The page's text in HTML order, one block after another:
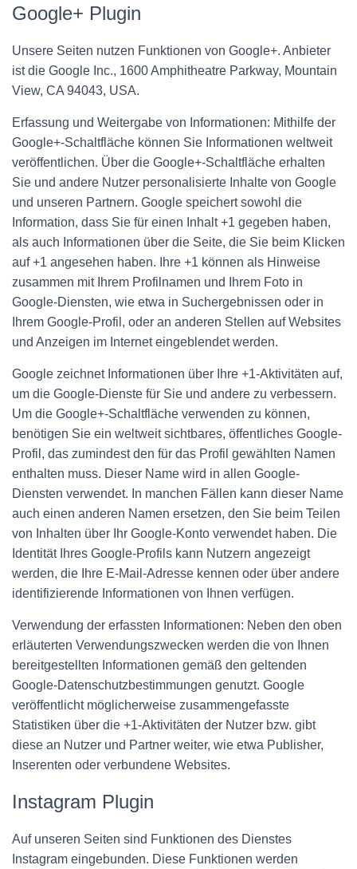
Google+ Plugin
Unsere Seiten nutzen Funktionen von Google+. Anbieter
ist die Google Inc., 1600 Amphitheatre Parkway, Mountain
View, CA 94043, USA.
Erfassung und Weitergabe von Informationen: Mithilfe der
Google+-Schaltfläche können Sie Informationen weltweit
veröffentlichen. Über die Google+-Schaltfläche erhalten
Sie und andere Nutzer personalisierte Inhalte von Google
und unseren Partnern. Google speichert sowohl die
Information, dass Sie für einen Inhalt +1 gegeben haben,
als auch Informationen über die Seite, die Sie beim Klicken
auf +1 angesehen haben. Ihre +1 können als Hinweise
zusammen mit Ihrem Profilnamen und Ihrem Foto in
Google-Diensten, wie etwa in Suchergebnissen oder in
Ihrem Google-Profil, oder an anderen Stellen auf Websites
und Anzeigen im Internet eingeblendet werden.
Google zeichnet Informationen über Ihre +1-Aktivitäten auf,
um die Google-Dienste für Sie und andere zu verbessern.
Um die Google+-Schaltfläche verwenden zu können,
benötigen Sie ein weltweit sichtbares, öffentliches Google-
Profil, das zumindest den für das Profil gewählten Namen
enthalten muss. Dieser Name wird in allen Google-
Diensten verwendet. In manchen Fällen kann dieser Name
auch einen anderen Namen ersetzen, den Sie beim Teilen
von Inhalten über Ihr Google-Konto verwendet haben. Die
Identität Ihres Google-Profils kann Nutzern angezeigt
werden, die Ihre E-Mail-Adresse kennen oder über andere
identifizierende Informationen von Ihnen verfügen.
Verwendung der erfassten Informationen: Neben den oben
erläuterten Verwendungszwecken werden die von Ihnen
bereitgestellten Informationen gemäß den geltenden
Google-Datenschutzbestimmungen genutzt. Google
veröffentlicht möglicherweise zusammengefasste
Statistiken über die +1-Aktivitäten der Nutzer bzw. gibt
diese an Nutzer und Partner weiter, wie etwa Publisher,
Inserenten oder verbundene Websites.
Instagram Plugin
Auf unseren Seiten sind Funktionen des Dienstes
Instagram eingebunden. Diese Funktionen werden